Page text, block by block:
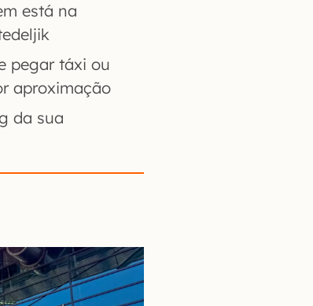
está na
pegar táxi ou
aproximação
da sua